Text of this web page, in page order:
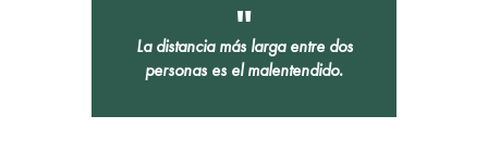
La distancia más larga entre dos
personas es el malentendido.